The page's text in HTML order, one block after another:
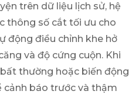
trên dữ liệu lịch sử, hệ
thông số cắt tối ưu cho
động điều chỉnh khe hở
và độ cứng cuộn. Khi
thường hoặc biến động
cảnh báo trước và thậm